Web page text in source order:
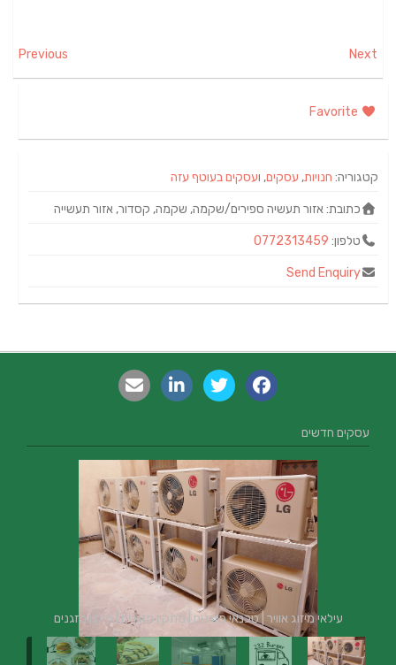
Previous Next
קטגוריה: חנויות, עסקים, ועסקים בעוטף עזה
כתובת:אזור תעשיה ספירים/שקמה, שקמה, קסדור, אזור תעשייה
טלפון: 0772313459
Send Enquiry
עסקים חדשים
עילאי מיזוג אוויר | טכנאי מזגנים | מתקין מזגנים | תיקון מזגנים